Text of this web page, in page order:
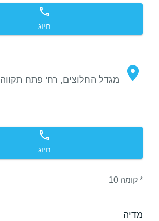
חיוג
מגדל החלוצים, רח' פתח תקווה 6, נתניה
חיוג
* קומה 10
מדיה